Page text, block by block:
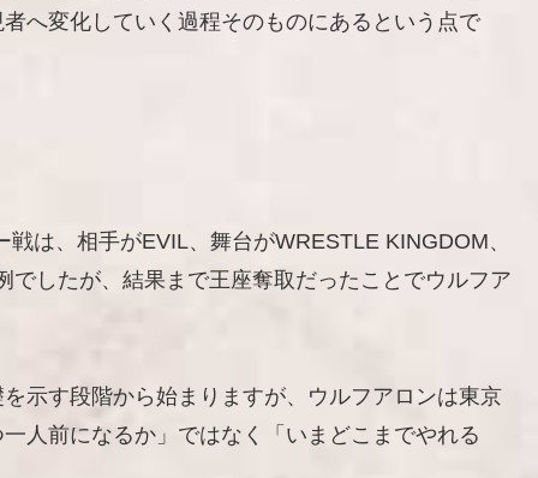
へ変化していく過程そのものにあるという点で
は、相手がEVIL、舞台がWRESTLE KINGDOM、
したが、結果まで王座奪取だったことでウルフア
示す段階から始まりますが、ウルフアロンは東京
人前になるか」ではなく「いまどこまでやれる